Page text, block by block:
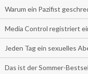
Warum ein Pazifist
Media Control registriert
Jeden Tag ein sexuelles
Das ist der Sommer-